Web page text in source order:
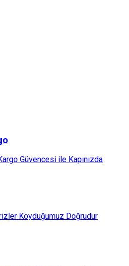
Güvencesi ile Kapınızda
Koyduğumuz Doğrudur